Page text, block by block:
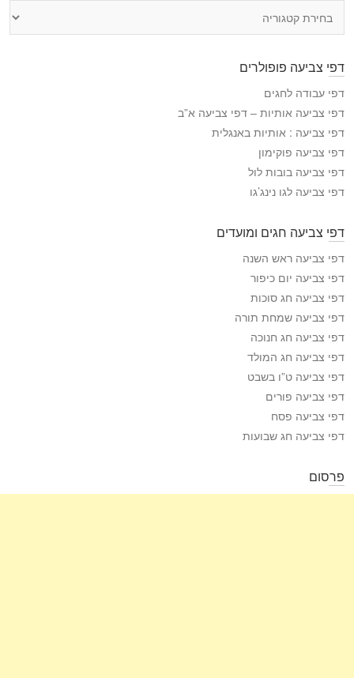
י
ה
צ
י
ע
ה
דפי צביעה פופולרים
דפי עבודה לחגים
דפי צביעה אותיות – דפי צביעה א”ב
דפי צביעה : אותיות באנגלית
דפי צביעה פוקימון
דפי צביעה בובות לול
דפי צביעה לגו נינג’גו
דפי צביעה חגים ומועדים
דפי צביעה ראש השנה
דפי צביעה יום כיפור
דפי צביעה חג סוכות
דפי צביעה שמחת תורה
דפי צביעה חג חנוכה
דפי צביעה חג המולד
דפי צביעה ט”ו בשבט
דפי צביעה פורים
דפי צביעה פסח
דפי צביעה חג שבועות
פרסום